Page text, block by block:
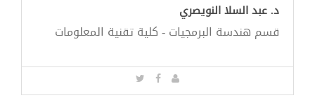
د. عبد السلا النويصري
قسم هندسة البرمجيات - كلية تقنية المعلومات